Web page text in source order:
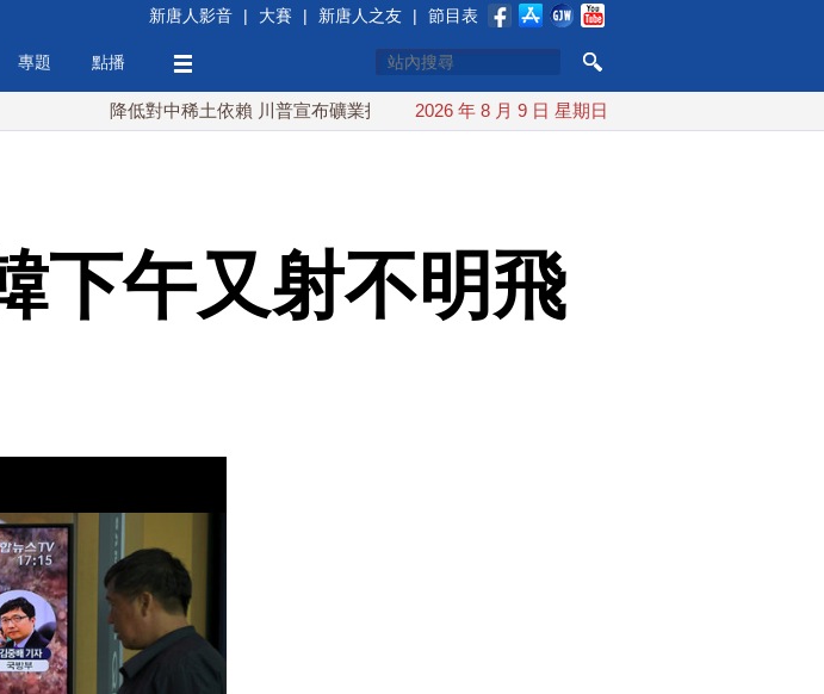
新唐人影音 | 大賽 | 新唐人之友 | 節目表
專題 點播
降低對中稀土依賴 川普宣布礦業投資20億美元 中東局勢動盪 土耳其沙特巴基斯坦誓共同防禦
2026 年 8 月 9 日 星期日
下午又射不明飛